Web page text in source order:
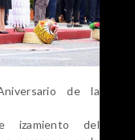
de la
izamiento del